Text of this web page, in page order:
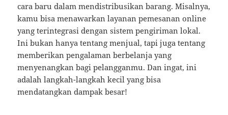
cara baru dalam mendistribusikan barang. Misalnya,
kamu bisa menawarkan layanan pemesanan online
yang terintegrasi dengan sistem pengiriman lokal.
Ini bukan hanya tentang menjual, tapi juga tentang
memberikan pengalaman berbelanja yang
menyenangkan bagi pelangganmu. Dan ingat, ini
adalah langkah-langkah kecil yang bisa
mendatangkan dampak besar!